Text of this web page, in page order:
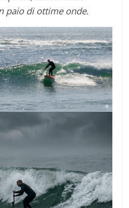
paio di ottime onde.